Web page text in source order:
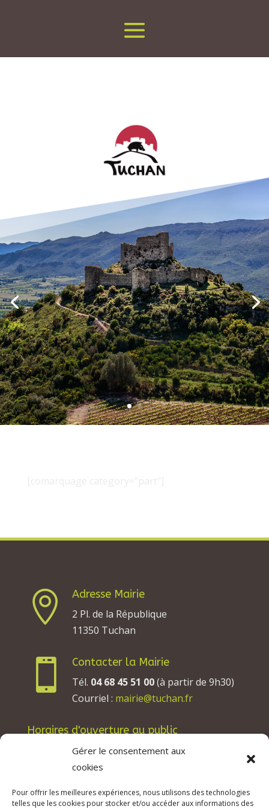
Gérer le consentement aux
cookies
Pour offrir les meilleures expériences, nous utilisons des technologies
telles que les cookies pour stocker et/ou accéder aux informations des

Adresse Mairie
2 Pl. de la République
11350 Tuchan

Contacter la Mairie
Tél. 04 68 45 51 00(à partir de 9h30)
Courriel : mairie@tuchan.fr
Horaires d'ouverture au public
Les lundis, mardis et jeudis : de 8h à 12h et de
13h30 à 17h30.
Les vendredis : de 8h à 12h.